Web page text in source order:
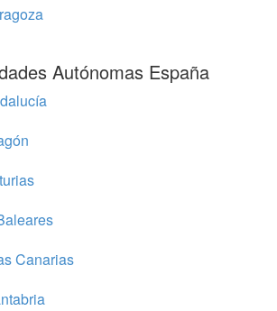
Autónomas España
Canarias